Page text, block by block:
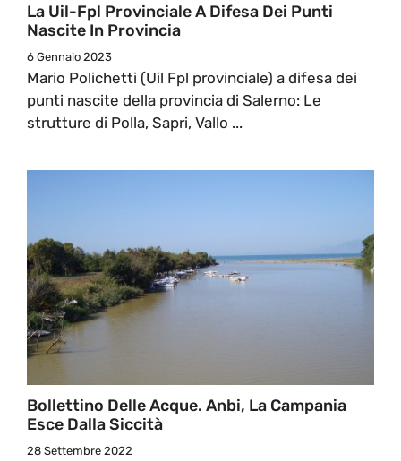
La Uil-Fpl Provinciale A Difesa Dei Punti
Nascite In Provincia
6 Gennaio 2023
Mario Polichetti (Uil Fpl provinciale) a difesa dei
punti nascite della provincia di Salerno: Le
strutture di Polla, Sapri, Vallo ...
Bollettino Delle Acque. Anbi, La Campania
Esce Dalla Siccità
28 Settembre 2022